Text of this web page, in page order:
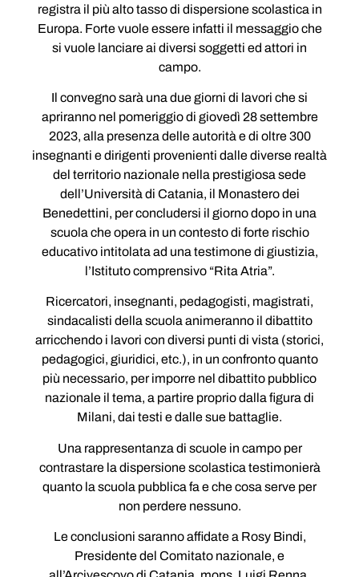
registra il più alto tasso di dispersione scolastica in
Europa. Forte vuole essere infatti il messaggio che
si vuole lanciare ai diversi soggetti ed attori in
campo.
Il convegno sarà una due giorni di lavori che si
apriranno nel pomeriggio di giovedì 28 settembre
2023, alla presenza delle autorità e di oltre 300
insegnanti e dirigenti provenienti dalle diverse realtà
del territorio nazionale nella prestigiosa sede
dell’Università di Catania, il Monastero dei
Benedettini, per concludersi il giorno dopo in una
scuola che opera in un contesto di forte rischio
educativo intitolata ad una testimone di giustizia,
l’Istituto comprensivo “Rita Atria”.
Ricercatori, insegnanti, pedagogisti, magistrati,
sindacalisti della scuola animeranno il dibattito
arricchendo i lavori con diversi punti di vista (storici,
pedagogici, giuridici, etc.), in un confronto quanto
più necessario, per imporre nel dibattito pubblico
nazionale il tema, a partire proprio dalla figura di
Milani, dai testi e dalle sue battaglie.
Una rappresentanza di scuole in campo per
contrastare la dispersione scolastica testimonierà
quanto la scuola pubblica fa e che cosa serve per
non perdere nessuno.
Le conclusioni saranno affidate a Rosy Bindi,
Presidente del Comitato nazionale, e